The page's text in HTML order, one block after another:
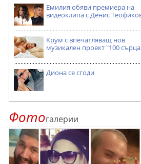
Емилия обяви премиера на
видеоклипа с Денис
Крум с впечатляващ нов
музикален проект "100
Диона се сгоди
Фотогалерии